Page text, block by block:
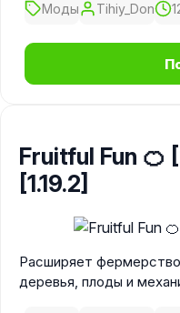
Моды Tihiy_Don
Fruitful Fun 🍊
[1.19.2]
Расширяет
деревья, плоды и